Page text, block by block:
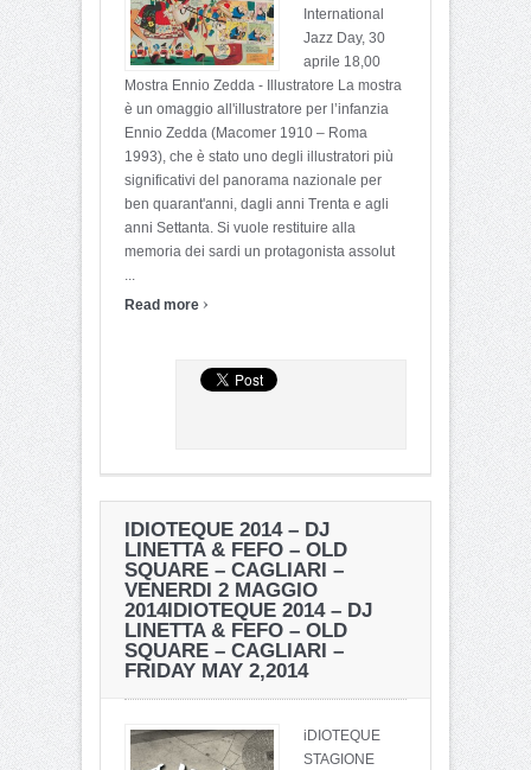
International
Jazz Day, 30
aprile 18,00
Mostra Ennio Zedda - Illustratore La mostra
è un omaggio all'illustratore per l’infanzia
Ennio Zedda (Macomer 1910 – Roma
1993), che è stato uno degli illustratori più
significativi del panorama nazionale per
ben quarant'anni, dagli anni Trenta e agli
anni Settanta. Si vuole restituire alla
memoria dei sardi un protagonista assolut
...
Read more ›
IDIOTEQUE 2014 – DJ
LINETTA & FEFO – OLD
SQUARE – CAGLIARI –
VENERDI 2 MAGGIO
2014IDIOTEQUE 2014 – DJ
LINETTA & FEFO – OLD
SQUARE – CAGLIARI –
FRIDAY MAY 2,2014
iDIOTEQUE
STAGIONE